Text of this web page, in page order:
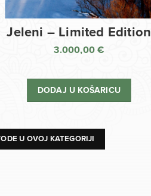
Jeleni – Limited Edition
3.000,00€
DODAJ U KOŠARICU
U OVOJ KATEGORIJI